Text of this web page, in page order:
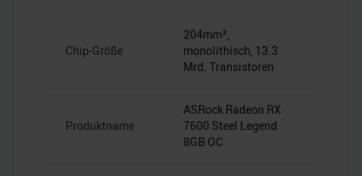
Chip-Größe
204mm²,
monolithisch, 13.3
Mrd. Transistoren
Produktname
ASRock Radeon RX
7600 Steel Legend
8GB OC